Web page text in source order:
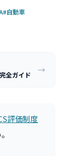
#自動車
全ガイド →
評価制度